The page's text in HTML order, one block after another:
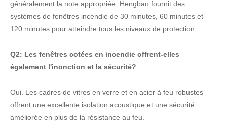
généralement la note appropriée. Hengbao fournit des
systèmes de fenêtres incendie de 30 minutes, 60 minutes et
120 minutes pour atteindre tous les niveaux de protection.
Q2: Les fenêtres cotées en incendie offrent-elles
également l'inonction et la sécurité?
Oui. Les cadres de vitres en verre et en acier à feu robustes
offrent une excellente isolation acoustique et une sécurité
améliorée en plus de la résistance au feu.